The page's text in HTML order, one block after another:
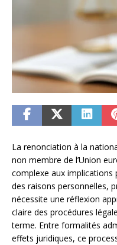
La renonciation à la
non membre de l’Union
complexe aux
des raisons personnelles,
nécessite une réflexion
claire des procédures
terme. Entre formalités
effets juridiques, ce